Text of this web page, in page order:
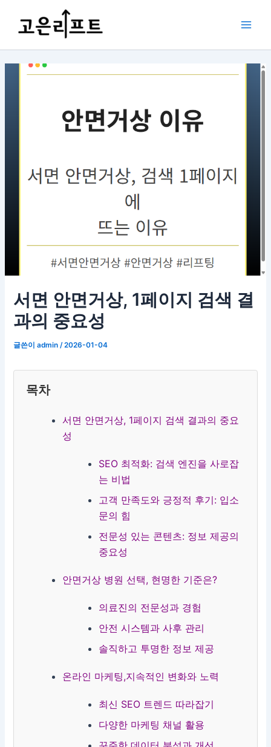
로
건
서면 안면거상, 1페이지 검색 결
과의 중요성
글쓴이admin /2026-01-04
목차
서면 안면거상, 1페이지 검색 결과의 중요
성
SEO 최적화: 검색 엔진을 사로잡
는 비법
고객 만족도와 긍정적 후기: 입소
문의 힘
전문성 있는 콘텐츠: 정보 제공의
중요성
안면거상 병원 선택, 현명한 기준은?
의료진의 전문성과 경험
안전 시스템과 사후 관리
솔직하고 투명한 정보 제공
온라인 마케팅,지속적인 변화와 노력
최신 SEO 트렌드 따라잡기
다양한 마케팅 채널 활용
탐
색